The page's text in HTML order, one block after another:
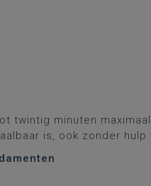
twintig minuten
is, ook zonder hulp